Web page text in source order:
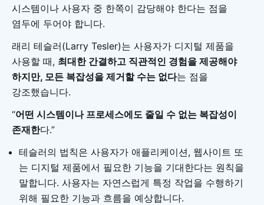
시스템이나 사용자 중 한쪽이 감당해야 한다는 점을
염두에 두어야 합니다.
래리 테슬러(Larry Tesler)는 사용자가 디지털 제품을
사용할 때, 최대한 간결하고 직관적인 경험을 제공해야
하지만, 모든 복잡성을 제거할 수는 없다는 점을
강조했습니다.
“어떤 시스템이나 프로세스에도 줄일 수 없는 복잡성이
존재한다.”
테슬러의 법칙은 사용자가 애플리케이션, 웹사이트 또
는 디지털 제품에서 필요한 기능을 기대한다는 원칙을
말합니다. 사용자는 자연스럽게 특정 작업을 수행하기
위해 필요한 기능과 흐름을 예상합니다.